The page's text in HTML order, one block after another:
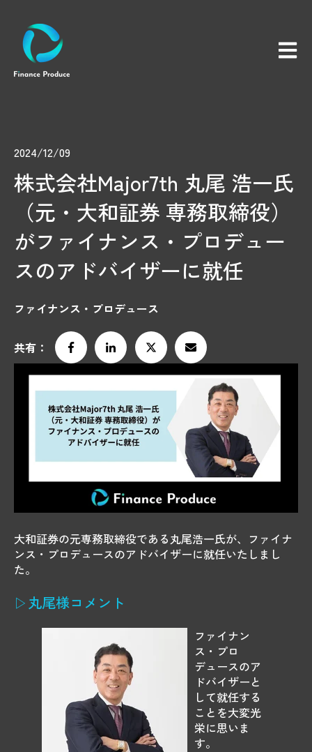
メイ
2024/12/09
株式会社Major7th 丸尾 浩一氏
（元・大和証券 専務取締役）
がファイナンス・プロデュー
スのアドバイザーに就任
ファイナンス・プロデュース
共有：
大和証券の元専務取締役である丸尾浩一氏が、ファイナ
ンス・プロデュースのアドバイザーに就任いたしまし
た。
▷丸尾様コメント
ファイナン
ス・プロ
デュースのア
ドバイザーと
して就任する
ことを大変光
栄に思いま
す。